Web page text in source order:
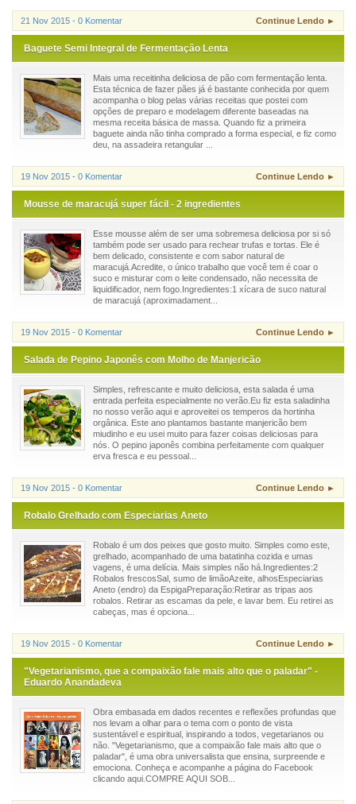
21 Nov 2015 - 0 Komentar Continue Lendo ►
Baguete Semi Integral de Fermentação Lenta
Mais uma receitinha deliciosa de pão com fermentação lenta.
Esta técnica de fazer pães já é bastante conhecida por quem
acompanha o blog pelas várias receitas que postei com
opções de preparo e modelagem diferente baseadas na
mesma receita básica de massa. Quando fiz a primeira
baguete ainda não tinha comprado a forma especial, e fiz como
deu, na assadeira retangular ...
19 Nov 2015 - 0 Komentar Continue Lendo ►
Mousse de maracujá super fácil - 2 ingredientes
Esse mousse além de ser uma sobremesa deliciosa por si só
também pode ser usado para rechear trufas e tortas. Ele é
bem delicado, consistente e com sabor natural de
maracujá.Acredite, o único trabalho que você tem é coar o
suco e misturar com o leite condensado, não necessita de
liquidificador, nem fogo.Ingredientes:1 xícara de suco natural
de maracujá (aproximadament...
19 Nov 2015 - 0 Komentar Continue Lendo ►
Salada de Pepino Japonês com Molho de Manjericão
Simples, refrescante e muito deliciosa, esta salada é uma
entrada perfeita especialmente no verão.Eu fiz esta saladinha
no nosso verão aqui e aproveitei os temperos da hortinha
orgânica. Este ano plantamos bastante manjericão bem
miudinho e eu usei muito para fazer coisas deliciosas para
nós. O pepino japonês combina perfeitamente com qualquer
erva fresca e eu pessoal...
19 Nov 2015 - 0 Komentar Continue Lendo ►
Robalo Grelhado com Especiarias Aneto
Robalo é um dos peixes que gosto muito. Simples como este,
grelhado, acompanhado de uma batatinha cozida e umas
vagens, é uma delícia. Mais simples não há.Ingredientes:2
Robalos frescosSal, sumo de limãoAzeite, alhosEspeciarias
Aneto (endro) da EspigaPreparação:Retirar as tripas aos
robalos. Retirar as escamas da pele, e lavar bem. Eu retirei as
cabeças, mas é opciona...
19 Nov 2015 - 0 Komentar Continue Lendo ►
"Vegetarianismo, que a compaixão fale mais alto que o paladar" -
Eduardo Anandadeva
Obra embasada em dados recentes e reflexões profundas que
nos levam a olhar para o tema com o ponto de vista
sustentável e espiritual, inspirando a todos, vegetarianos ou
não. "Vegetarianismo, que a compaixão fale mais alto que o
paladar", é uma obra universalista que ensina, surpreende e
emociona. Conheça e acompanhe a página do Facebook
clicando aqui.COMPRE AQUI SOB...